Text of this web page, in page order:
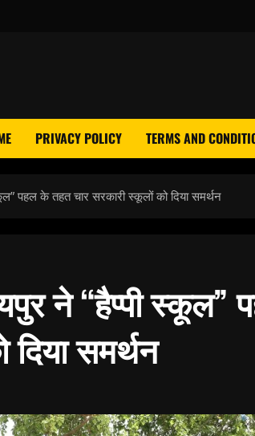
PRIVACY POLICY TERMS AND
पहल के तहत चार सरकारी स्कूलों को दिया समर्थन
ने “हैप्पी
समर्थन